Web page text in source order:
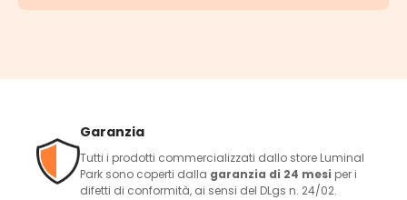
Garanzia
Tutti i prodotti commercializzati dallo store Luminal
Park sono coperti dalla garanzia di 24 mesi per i
difetti di conformità, ai sensi del DLgs n. 24/02.